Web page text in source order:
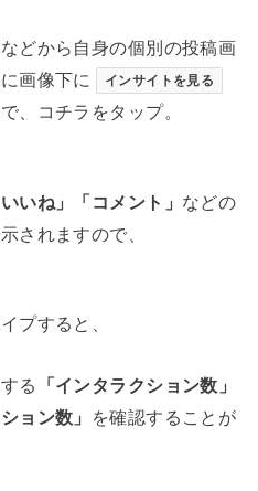
どから自身の個別の投稿画
画像下に
インサイトを見る
、コチラをタップ。
いいね」「コメント」 などの
されますので、
プすると、
る
「インタラクション数」
ョン数」
を確認することが